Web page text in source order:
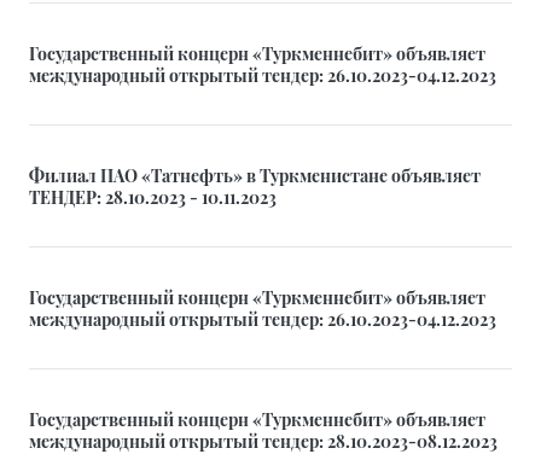
Государственный концерн «Туркменнебит» объявляет
международный открытый тендер: 26.10.2023-04.12.2023
Филиал ПАО «Татнефть» в Туркменистане объявляет
ТЕНДЕР: 28.10.2023 - 10.11.2023
Государственный концерн «Туркменнебит» объявляет
международный открытый тендер: 26.10.2023-04.12.2023
Государственный концерн «Туркменнебит» объявляет
международный открытый тендер: 28.10.2023-08.12.2023